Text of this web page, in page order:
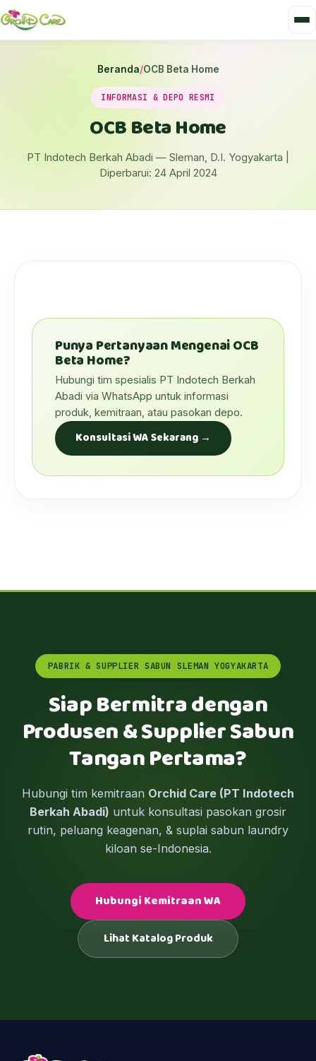
Beranda/OCB Beta Home
INFORMASI & DEPO RESMI
OCB Beta Home
PT Indotech Berkah Abadi — Sleman, D.I. Yogyakarta |
Diperbarui: 24 April 2024
Punya Pertanyaan Mengenai OCB
Beta Home?
Hubungi tim spesialis PT Indotech Berkah
Abadi via WhatsApp untuk informasi
produk, kemitraan, atau pasokan depo.
Konsultasi WA Sekarang →
PABRIK & SUPPLIER SABUN SLEMAN YOGYAKARTA
Siap Bermitra dengan
Produsen & Supplier Sabun
Tangan Pertama?
Hubungi tim kemitraan Orchid Care (PT Indotech
Berkah Abadi) untuk konsultasi pasokan grosir
rutin, peluang keagenan, & suplai sabun laundry
kiloan se-Indonesia.
Hubungi Kemitraan WA
Lihat Katalog Produk